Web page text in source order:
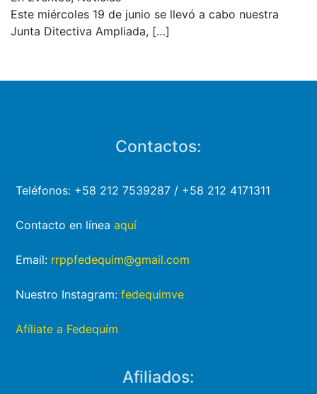
Este miércoles 19 de junio se llevó a cabo nuestra
Junta Ditectiva Ampliada, […]
Contactos:
Teléfonos: +58 212 7539287 / +58 212 4171311
Contacto en líneaaquí
Email: rrppfedequim@gmail.com
Nuestro Instagram:fedequimve
Afíliate a Fedequím
Afiliados: